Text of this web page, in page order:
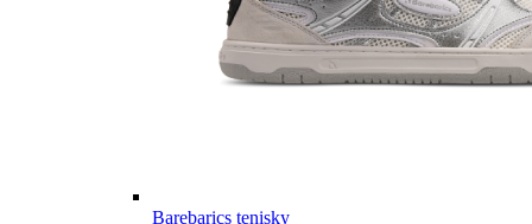
Barebarics tenisky